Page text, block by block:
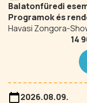
Balatonfüredi
Programok és
Havasi Zongora-
14
2026.08.09.